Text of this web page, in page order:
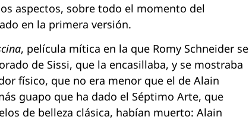
aspectos, sobre todo el momento del
en la primera versión.
, película mítica en la que Romy Schneider se
de Sissi, que la encasillaba, y se mostraba
físico, que no era menor que el de Alain
guapo que ha dado el Séptimo Arte, que
de belleza clásica, habían muerto: Alain